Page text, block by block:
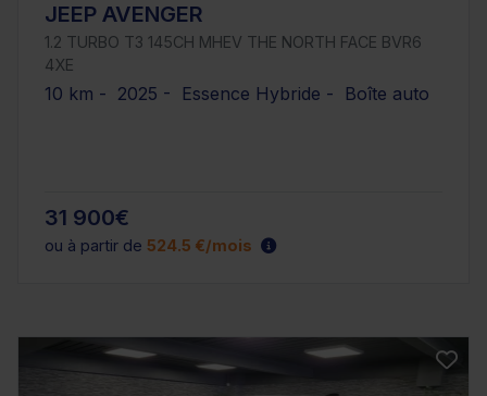
JEEP AVENGER
1.2 TURBO T3 145CH MHEV THE NORTH FACE BVR6
4XE
10 km - 2025 - Essence Hybride - Boîte auto
31 900€
ou à partir de 524.5 €/mois